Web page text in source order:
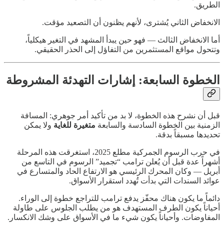
الطريق.
الانخفاض الثاني يُشترى، لأنهم يظنون أن التصعيد مؤقت.
أما الانخفاض الثالث — فهو حين يبدأ المشهد في التغير هيكلياً،
وتتحول مواقع المستثمرين من التفاؤل إلى الحذر الحقيقي.
الخطوة السابعة: إشارات التهدئة المشروطة
قبل أن نشرح هذه الخطوة، لا بد من تأكيد أمر جوهري: المسافة
الزمنية بين الخطوة السادسة والسابعة متغيرة للغاية ولا يمكن
تحديدها مسبقاً بدقة.
في حرب الرسوم الجمركية مطلع 2025، استغرقت هذه المرحلة
أشهراً عدة قبل أن يُعلن ترامب “تجميد” الرسوم في التاسع من
أبريل — وكان المحرك الرئيسي هو الارتفاع الحاد والمتسارع في
عوائد السندات التي بدأت تُهدد استقرار الأسواق.
دائماً ما يكون هناك محفّز يدفع ترامب للتراجع خطوة إلى الوراء.
أحياناً يكون الطرف المستهدف هو من يطلب الجلوس على طاولة
المفاوضات. وأحياناً يكون شيء ما في الأسواق على وشك الانكسار.